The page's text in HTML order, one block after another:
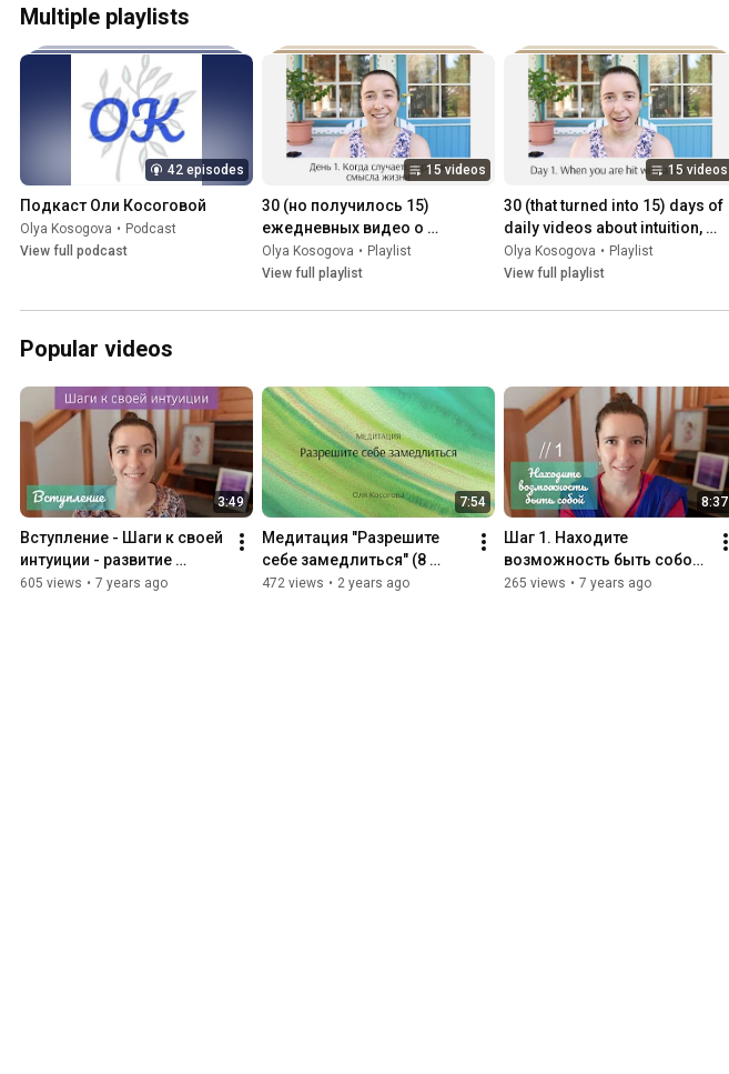
Multiple playlists
42 episodes
Подкаст Оли Косоговой
Olya Kosogova • Podcast
View full podcast
15 videos
30 (но получилось 15)
ежедневных видео о
развитии интуиции, заботе о
себе и внутреннем росте
Olya Kosogova • Playlist
View full playlist
15 videos
30 (that turned into 15) days of
daily videos about intuition,
self-care and inner growth
Olya Kosogova • Playlist
View full playlist
Popular videos
3:49
Вступление - Шаги к своей
интуиции - развитие
интуиции
605 views • 7 years ago
7:54
Медитация "Разрешите
себе замедлиться" (8
минут) - для замедления и
472 views • 2 years ago
8:37
Шаг 1. Находите
возможность быть собой
(Шаги к своей интуиции) -
265 views • 7 years ago